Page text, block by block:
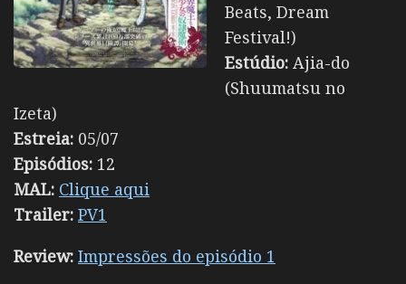
Beats, Dream
Festival!)
Estúdio: Ajia-do
(Shuumatsu no
Izeta)
Estreia: 05/07
Episódios: 12
MAL: Clique aqui
Trailer: PV1
Review: Impressões do episódio 1